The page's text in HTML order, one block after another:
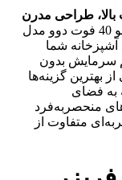
طراحی مدرن
آشپزخانه شما
سرمایش بدون
بهترین گزینه‌ها
به فضای
منحصربه‌فرد
متفاوت از